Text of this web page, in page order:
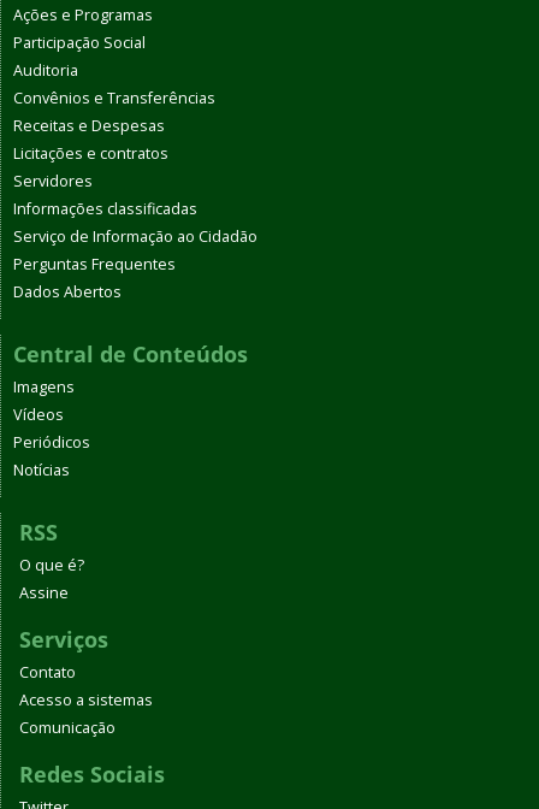
Ações e Programas
Participação Social
Auditoria
Convênios e Transferências
Receitas e Despesas
Licitações e contratos
Servidores
Informações classificadas
Serviço de Informação ao Cidadão
Perguntas Frequentes
Dados Abertos
Central de Conteúdos
Imagens
Vídeos
Periódicos
Notícias
RSS
O que é?
Assine
Serviços
Contato
Acesso a sistemas
Comunicação
Redes Sociais